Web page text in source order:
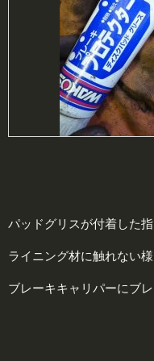
パッドグリスが付着した
ライニング材に触れない
ブレーキキャリパーにブ